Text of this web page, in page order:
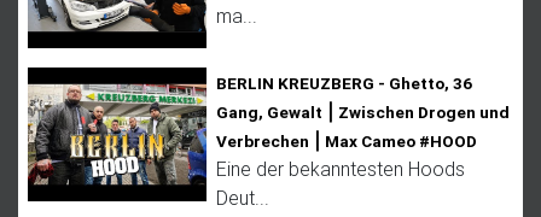
ma...
BERLIN KREUZBERG - Ghetto, 36
Gang, Gewalt ⎮ Zwischen Drogen und
Verbrechen ⎮ Max Cameo #HOOD
Eine der bekanntesten Hoods
Deut...